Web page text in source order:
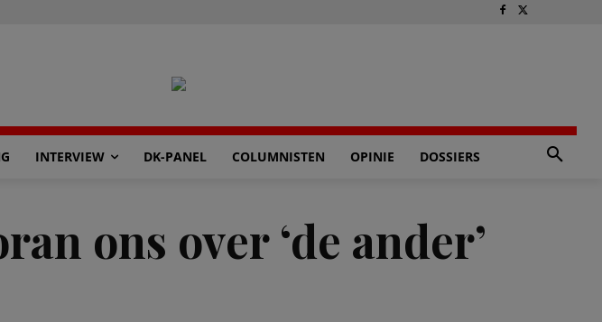
INTERVIEW DK-PANEL COLUMNISTEN OPINIE DOSSIERS
ons over ‘de ander’